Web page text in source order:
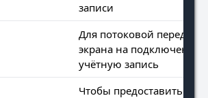
записи
Для потоковой передачи
экрана на
учётную запись
Чтобы предоставить